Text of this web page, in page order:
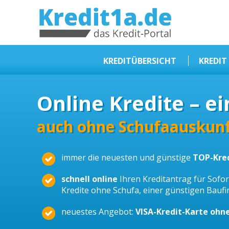
KREDIT1A.DE
KREDITÜBERSICHT
Kredit ohne Schufa
Baufinanzierungen
Selbstständige Kredit
Dispokredit
Beamtendarlehen
Kreditzusammenfassung
Online Kredite –
auch ohne
immer die neuesten und günstige TOP-
schnell online Ihren Kreditantrag für
Kredite ohne Schufa, einer günstigen
neuestes Angebot: VISA-Kredit-Karte